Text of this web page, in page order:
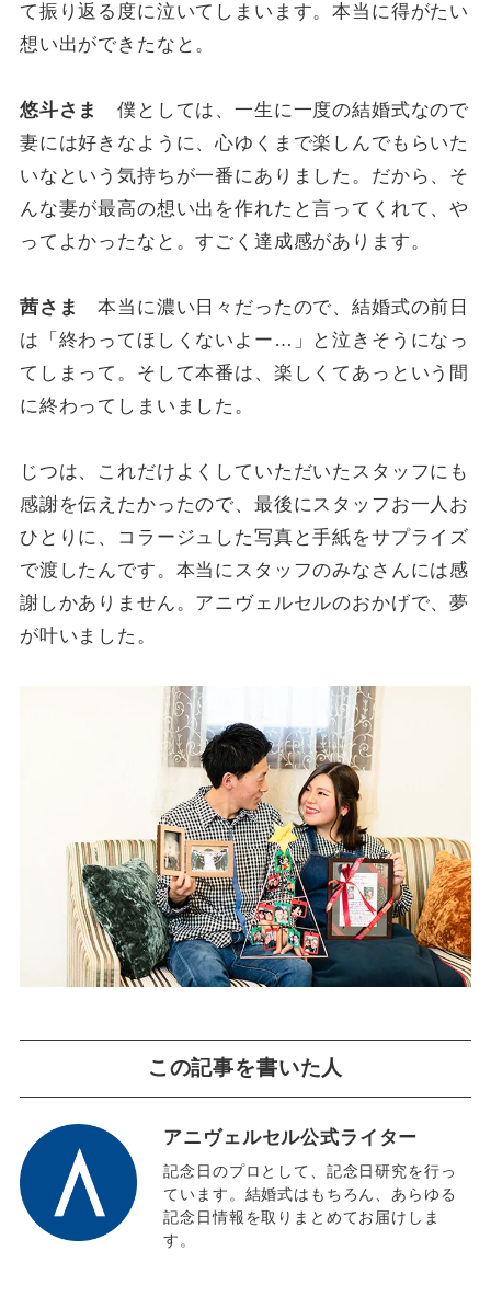
て振り返る度に泣いてしまいます。本当に得がたい
想い出ができたなと。
悠斗さま
僕としては、一生に一度の結婚式なので
妻には好きなように、心ゆくまで楽しんでもらいた
いなという気持ちが一番にありました。だから、そ
んな妻が最高の想い出を作れたと言ってくれて、や
ってよかったなと。すごく達成感があります。
茜さま
本当に濃い日々だったので、結婚式の前日
は「終わってほしくないよー…」と泣きそうになっ
てしまって。そして本番は、楽しくてあっという間
に終わってしまいました。
じつは、これだけよくしていただいたスタッフにも
感謝を伝えたかったので、最後にスタッフお一人お
ひとりに、コラージュした写真と手紙をサプライズ
で渡したんです。本当にスタッフのみなさんには感
謝しかありません。アニヴェルセルのおかげで、夢
が叶いました。
この記事を書いた人
アニヴェルセル公式ライター
記念日のプロとして、記念日研究を行っ
ています。結婚式はもちろん、あらゆる
記念日情報を取りまとめてお届けしま
す。